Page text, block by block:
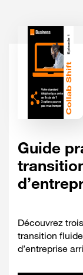
Guide
Découvrez
transition
d’entreprise